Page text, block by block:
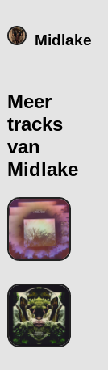
Midlake
Meer
tracks
van
Midlake